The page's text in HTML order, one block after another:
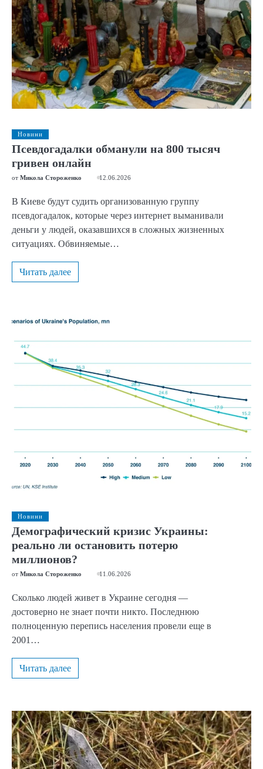
Новини
Псевдогадалки обманули на 800 тысяч
гривен онлайн
от Микола Стороженко 12.06.2026
В Киеве будут судить организованную группу
псевдогадалок, которые через интернет выманивали
деньги у людей, оказавшихся в сложных жизненных
ситуациях. Обвиняемые…
Читать далее
Новини
Демографический кризис Украины:
реально ли остановить потерю
миллионов?
от Микола Стороженко 11.06.2026
Сколько людей живет в Украине сегодня —
достоверно не знает почти никто. Последнюю
полноценную перепись населения провели еще в
2001…
Читать далее